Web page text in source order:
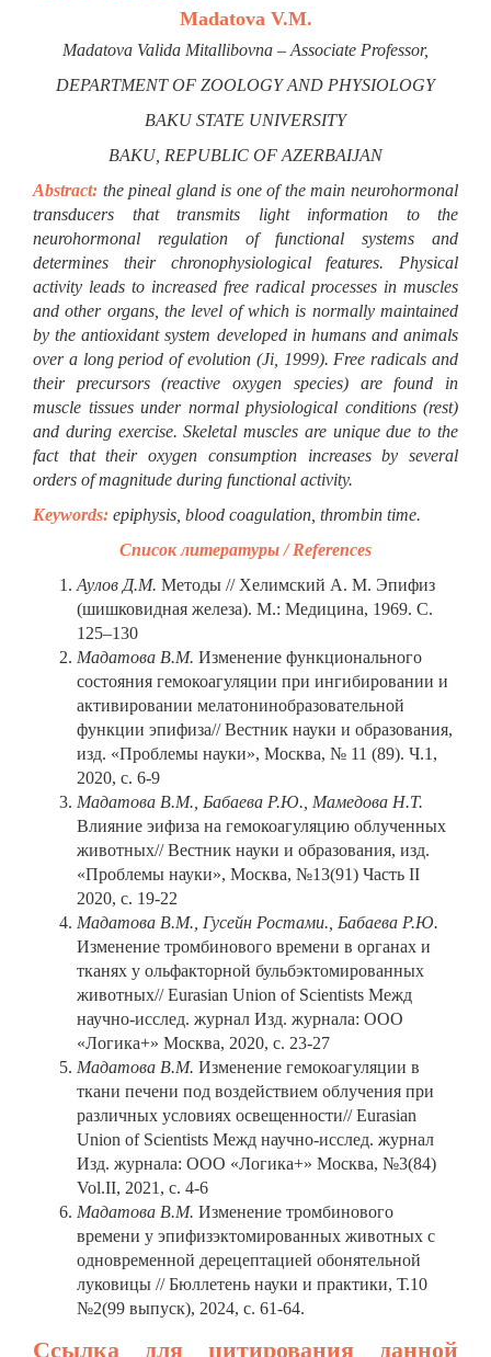
Madatova V.M.
Madatova Valida Mitallibovna – Associate Professor,
DEPARTMENT OF ZOOLOGY AND PHYSIOLOGY
BAKU STATE UNIVERSITY
BAKU, REPUBLIC OF AZERBAIJAN
Abstract: the pineal gland is one of the main neurohormonal
transducers that transmits light information to the
neurohormonal regulation of functional systems and
determines their chronophysiological features. Physical
activity leads to increased free radical processes in muscles
and other organs, the level of which is normally maintained
by the antioxidant system developed in humans and animals
over a long period of evolution (Ji, 1999). Free radicals and
their precursors (reactive oxygen species) are found in
muscle tissues under normal physiological conditions (rest)
and during exercise. Skeletal muscles are unique due to the
fact that their oxygen consumption increases by several
orders of magnitude during functional activity.
Keywords: epiphysis, blood coagulation, thrombin time.
Список литературы /References
Аулов Д.М. Методы // Хелимский А. М. Эпифиз
(шишковидная железа). М.: Медицина, 1969. С.
125–130
Мадатова В.М. Изменение функционального
состояния гемокоагуляции при ингибировании и
активировании мелатонинобразовательной
функции эпифиза// Вестник науки и образования,
изд. «Проблемы науки», Москва, № 11 (89). Ч.1,
2020, с. 6-9
Мадатова В.М., Бабаева Р.Ю., Мамедова Н.Т.
Влияние эифиза на гемокоагуляцию облученных
животных// Вестник науки и образования, изд.
«Проблемы науки», Москва, №13(91) Часть II
2020, с. 19-22
Мадатова В.М., Гусейн Ростами., Бабаева Р.Ю.
Изменение тромбинового времени в органах и
тканях у ольфакторной бульбэктомированных
животных// Eurasian Union of Scientists Межд
научно-исслед. журнал Изд. журнала: ООО
«Логика+» Москва, 2020, с. 23-27
Мадатова В.М. Изменение гемокоагуляции в
ткани печени под воздействием облучения при
различных условиях освещенности// Eurasian
Union of Scientists Межд научно-исслед. журнал
Изд. журнала: ООО «Логика+» Москва, №3(84)
Vol.II, 2021, с. 4-6
Мадатова В.М. Изменение тромбинового
времени у эпифизэктомированных животных с
одновременной дерецептацией обонятельной
луковицы // Бюллетень науки и практики, Т.10
№2(99 выпуск), 2024, с. 61-64.
Ссылка для цитирования данной